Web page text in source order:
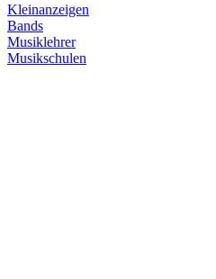
Kleinanzeigen
Bands
Musiklehrer
Musikschulen